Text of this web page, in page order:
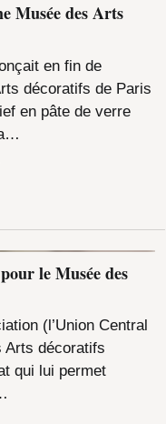
Musée des Arts
en fin de
décoratifs de Paris
en pâte de verre
le Musée des
(l’Union Central
Arts décoratifs
qui lui permet